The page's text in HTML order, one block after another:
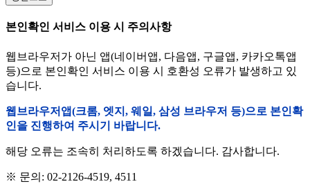
본인확인 서비스 이용 시 주의사항
웹브라우저가 아닌 앱(네이버앱, 다음앱, 구글앱, 카카오톡앱
등)으로 본인확인 서비스 이용 시 호환성 오류가 발생하고 있
습니다.
웹브라우저앱(크롬, 엣지, 웨일, 삼성 브라우저 등)으로 본인확
인을 진행하여 주시기 바랍니다.
해당 오류는 조속히 처리하도록 하겠습니다. 감사합니다.
※ 문의: 02-2126-4519, 4511